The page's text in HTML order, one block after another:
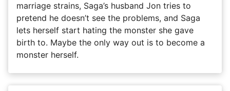
marriage strains, Saga’s husband Jon tries to
pretend he doesn’t see the problems, and Saga
lets herself start hating the monster she gave
birth to. Maybe the only way out is to become a
monster herself.